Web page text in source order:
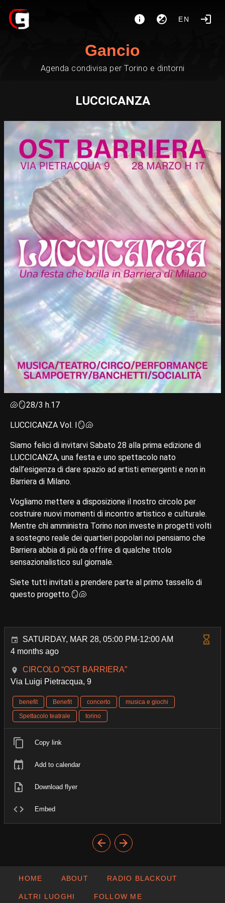
EN
Gancio
Agenda condivisa per Torino e dintorni
LUCCICANZA
🐚🪞28/3 h.17
LUCCICANZA Vol. I🪞🐚
Siamo felici di invitarvi Sabato 28 alla prima edizione di
LUCCICANZA, una festa e uno spettacolo nato
dall’esigenza di dare spazio ad artisti emergenti e non in
Barriera di Milano.
Vogliamo mettere a disposizione il nostro circolo per
costruire nuovi momenti di incontro artistico e culturale.
Mentre chi amministra Torino non investe in progetti volti
a sostegno reale dei quartieri popolari noi pensiamo che
Barriera abbia di più da offrire di qualche titolo
sensazionalistico sul giornale.
Siete tutti invitati a prendere parte al primo tassello di
questo progetto.🪞🐚
SATURDAY, MAR 28, 05:00 PM-12:00 AM
4 months ago
CIRCOLO “OST BARRIERA”
Via Luigi Pietracqua, 9
benefit Benefit concerto
musica e giochi
Spettacolo teatrale
torino
Copy link
Add to calendar
Download flyer
Embed
HOME ABOUT RADIO BLACKOUT
ALTRI LUOGHI FOLLOW ME